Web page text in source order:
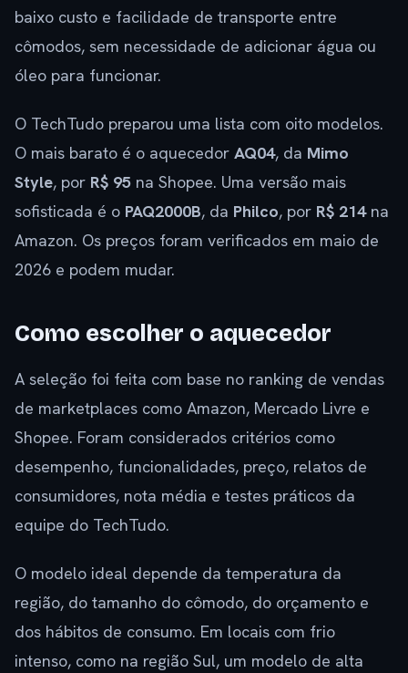
baixo custo e facilidade de transporte entre
cômodos, sem necessidade de adicionar água ou
óleo para funcionar.
O TechTudo preparou uma lista com oito modelos.
O mais barato é o aquecedor AQ04, da Mimo
Style, por R$ 95 na Shopee. Uma versão mais
sofisticada é o PAQ2000B, da Philco, por R$ 214na
Amazon. Os preços foram verificados em maio de
2026 e podem mudar.
Como escolher o aquecedor
A seleção foi feita com base no ranking de vendas
de marketplaces como Amazon, Mercado Livre e
Shopee. Foram considerados critérios como
desempenho, funcionalidades, preço, relatos de
consumidores, nota média e testes práticos da
equipe do TechTudo.
O modelo ideal depende da temperatura da
região, do tamanho do cômodo, do orçamento e
dos hábitos de consumo. Em locais com frio
intenso, como na região Sul, um modelo de alta